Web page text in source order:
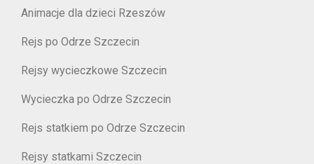
Animacje dla dzieci Rzeszów
Rejs po Odrze Szczecin
Rejsy wycieczkowe Szczecin
Wycieczka po Odrze Szczecin
Rejs statkiem po Odrze Szczecin
Rejsy statkami Szczecin